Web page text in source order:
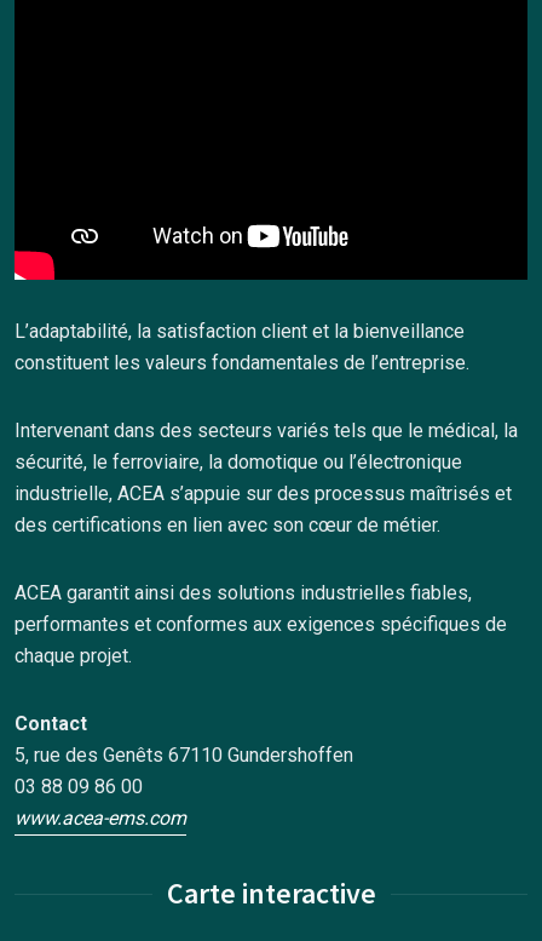
L’adaptabilité, la satisfaction client et la bienveillance
constituent les valeurs fondamentales de l’entreprise.
Intervenant dans des secteurs variés tels que le médical, la
sécurité, le ferroviaire, la domotique ou l’électronique
industrielle, ACEA s’appuie sur des processus maîtrisés et
des certifications en lien avec son cœur de métier.
ACEA garantit ainsi des solutions industrielles fiables,
performantes et conformes aux exigences spécifiques de
chaque projet.
Contact
5, rue des Genêts 67110 Gundershoffen
03 88 09 86 00
www.acea-ems.com
Carte interactive